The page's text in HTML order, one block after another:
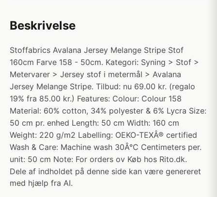
Beskrivelse
Stoffabrics Avalana Jersey Melange Stripe Stof
160cm Farve 158 - 50cm. Kategori: Syning > Stof >
Metervarer > Jersey stof i metermål > Avalana
Jersey Melange Stripe. Tilbud: nu 69.00 kr. (regalo
19% fra 85.00 kr.) Features: Colour: Colour 158
Material: 60% cotton, 34% polyester & 6% Lycra Size:
50 cm pr. enhed Length: 50 cm Width: 160 cm
Weight: 220 g/m2 Labelling: OEKO-TEXÂ® certified
Wash & Care: Machine wash 30Â°C Centimeters per.
unit: 50 cm Note: For orders ov Køb hos Rito.dk.
Dele af indholdet på denne side kan være genereret
med hjælp fra AI.